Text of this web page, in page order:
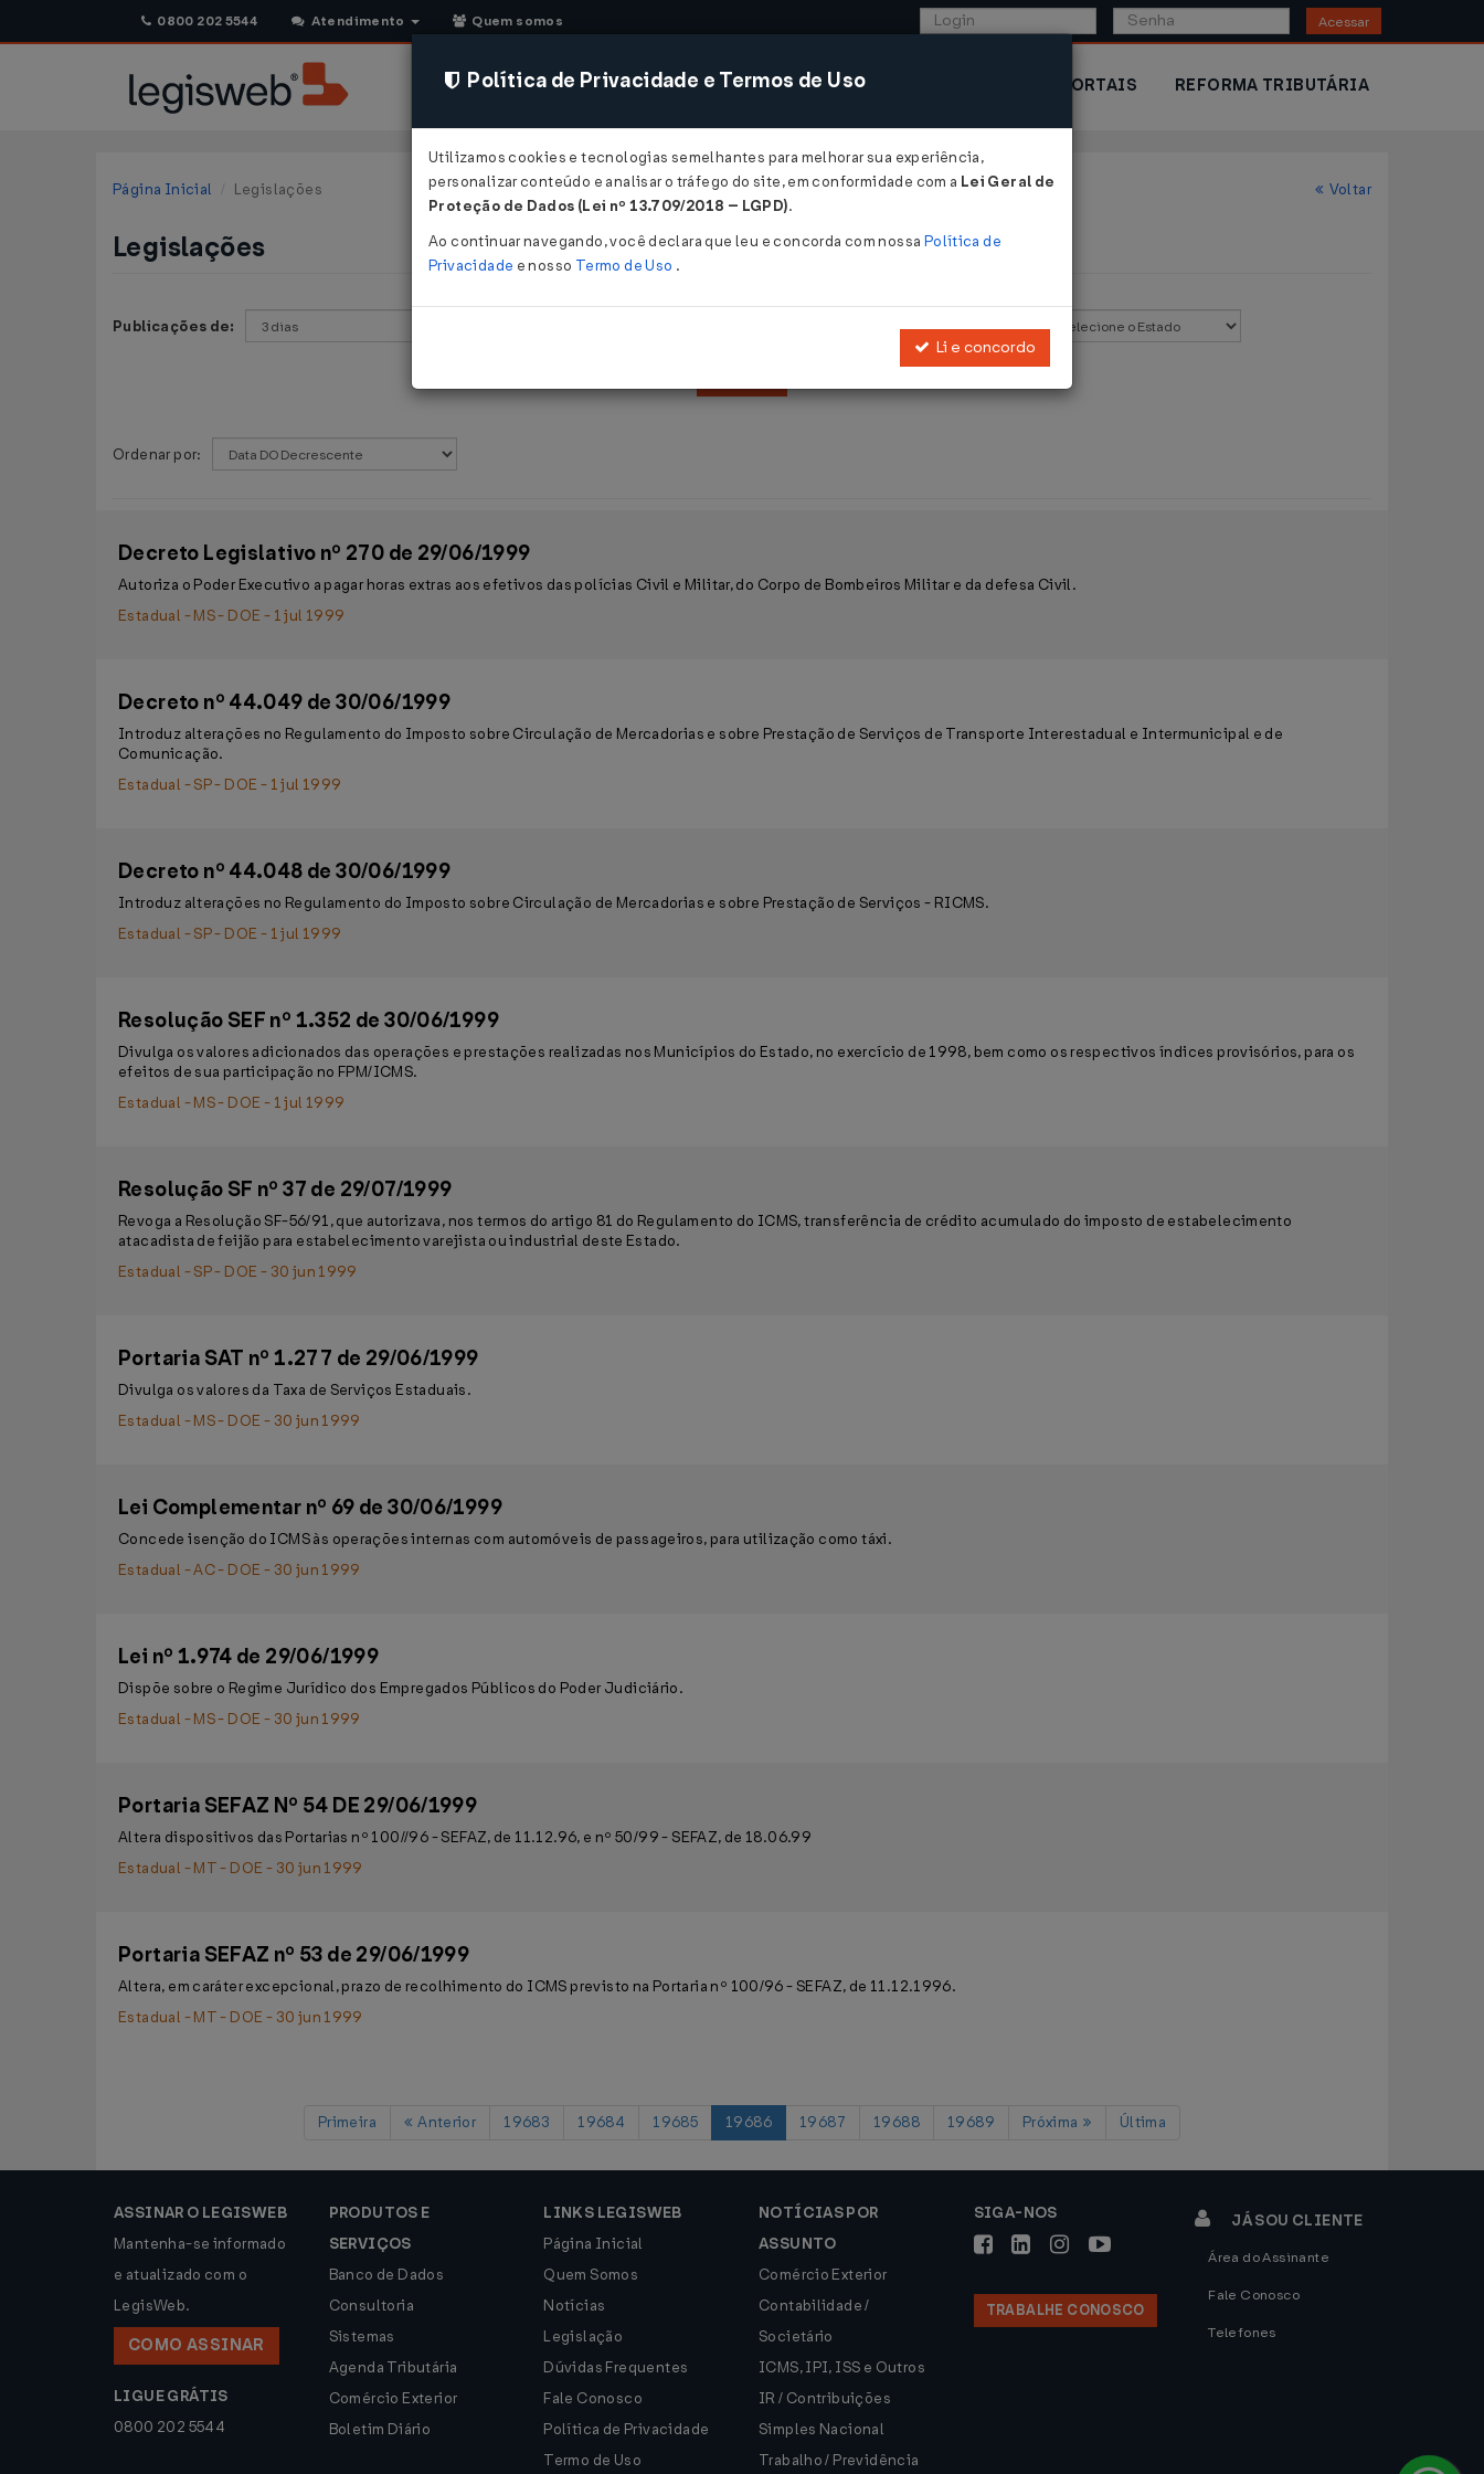
0800 202 5544 Atendimento Quem somos Acessar
CONSULTORIA SISTEMAS COMÉRCIO EXTERIOR PORTAIS REFORMA TRIBUTÁRIA
Página Inicial Legislações Voltar
Legislações
Publicações de: Estado:
Ordenar por:
Decreto Legislativo nº 270 de 29/06/1999
Autoriza o Poder Executivo a pagar horas extras aos efetivos das polícias Civil e Militar, do Corpo de Bombeiros Militar e da defesa Civil.
Estadual - MS - DOE - 1 jul 1999
Decreto nº 44.049 de 30/06/1999
Introduz alterações no Regulamento do Imposto sobre Circulação de Mercadorias e sobre Prestação de Serviços de Transporte Interestadual e Intermunicipal e de
Comunicação.
Estadual - SP - DOE - 1 jul 1999
Decreto nº 44.048 de 30/06/1999
Introduz alterações no Regulamento do Imposto sobre Circulação de Mercadorias e sobre Prestação de Serviços - RICMS.
Estadual - SP - DOE - 1 jul 1999
Resolução SEF nº 1.352 de 30/06/1999
Divulga os valores adicionados das operações e prestações realizadas nos Municípios do Estado, no exercício de 1998, bem como os respectivos índices provisórios, para os
efeitos de sua participação no FPM/ICMS.
Estadual - MS - DOE - 1 jul 1999
Resolução SF nº 37 de 29/07/1999
Revoga a Resolução SF-56/91, que autorizava, nos termos do artigo 81 do Regulamento do ICMS, transferência de crédito acumulado do imposto de estabelecimento
atacadista de feijão para estabelecimento varejista ou industrial deste Estado.
Estadual - SP - DOE - 30 jun 1999
Portaria SAT nº 1.277 de 29/06/1999
Divulga os valores da Taxa de Serviços Estaduais.
Estadual - MS - DOE - 30 jun 1999
Lei Complementar nº 69 de 30/06/1999
Concede isenção do ICMS às operações internas com automóveis de passageiros, para utilização como táxi.
Estadual - AC - DOE - 30 jun 1999
Lei nº 1.974 de 29/06/1999
Dispõe sobre o Regime Jurídico dos Empregados Públicos do Poder Judiciário.
Estadual - MS - DOE - 30 jun 1999
Portaria SEFAZ Nº 54 DE 29/06/1999
Altera dispositivos das Portarias nº 100//96 - SEFAZ, de 11.12.96, e nº 50/99 - SEFAZ, de 18.06.99
Estadual - MT - DOE - 30 jun 1999
Portaria SEFAZ nº 53 de 29/06/1999
Altera, em caráter excepcional, prazo de recolhimento do ICMS previsto na Portaria nº 100/96 - SEFAZ, de 11.12.1996.
Estadual - MT - DOE - 30 jun 1999
Primeira Anterior 19683 19684 19685 19686 19687 19688 19689 Próxima Última
ASSINAR O LEGISWEB
Mantenha-se informado
e atualizado com o
LegisWeb.
COMO ASSINAR
LIGUE GRÁTIS
0800 202 5544
PRODUTOS E
SERVIÇOS
Banco de Dados
Consultoria
Sistemas
Agenda Tributária
Comércio Exterior
Boletim Diário
LINKS LEGISWEB
Página Inicial
Quem Somos
Notícias
Legislação
Dúvidas Frequentes
Fale Conosco
Política de Privacidade
Termo de Uso
NOTÍCIAS POR
ASSUNTO
Comércio Exterior
Contabilidade /
Societário
ICMS, IPI, ISS e Outros
IR / Contribuições
Simples Nacional
Trabalho / Previdência
SIGA-NOS
TRABALHE CONOSCO
JÁ SOU CLIENTE
Área do Assinante
Fale Conosco
Telefones
Política de Privacidade e Termos de Uso
Utilizamos cookies e tecnologias semelhantes para melhorar sua experiência,
personalizar conteúdo e analisar o tráfego do site, em conformidade com a Lei Geral de
Proteção de Dados (Lei nº 13.709/2018 – LGPD).
Ao continuar navegando, você declara que leu e concorda com nossa Política de
Privacidade e nosso Termo de Uso .
Li e concordo